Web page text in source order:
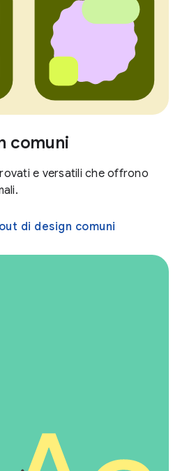
comuni
e versatili che offrono
di design comuni